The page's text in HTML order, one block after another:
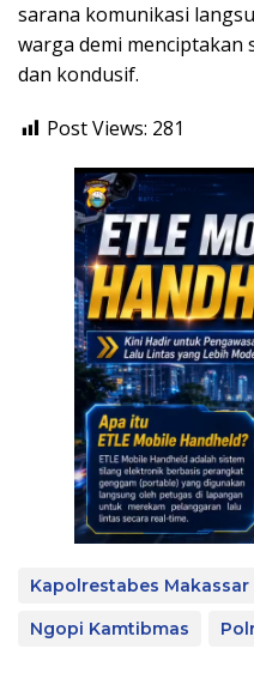
sarana komunikasi
warga demi menciptakan
dan kondusif.
Post Views: 281
Kapolrestabes Makassar
Ngopi Kamtibmas